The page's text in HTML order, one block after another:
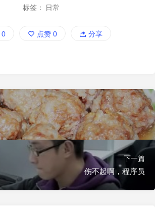
标签： 日常
0 点赞 0 分享
下一篇
伤不起啊，程序员